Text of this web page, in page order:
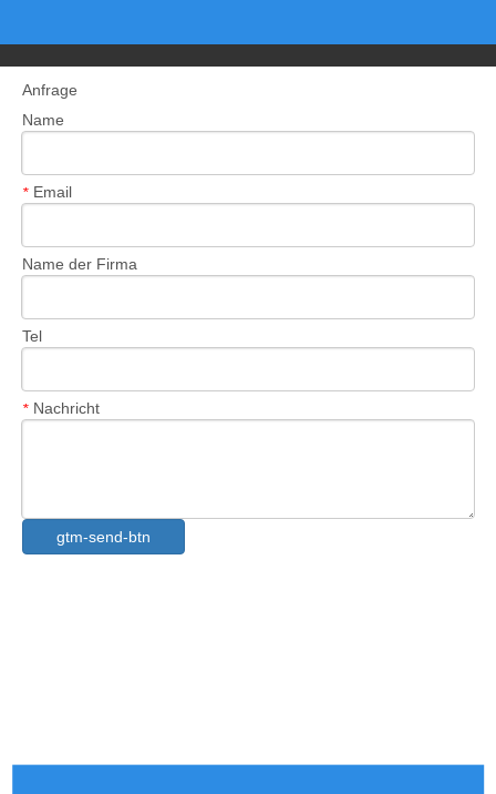
Anfrage
Name
* Email
Name der Firma
Tel
* Nachricht
gtm-send-btn